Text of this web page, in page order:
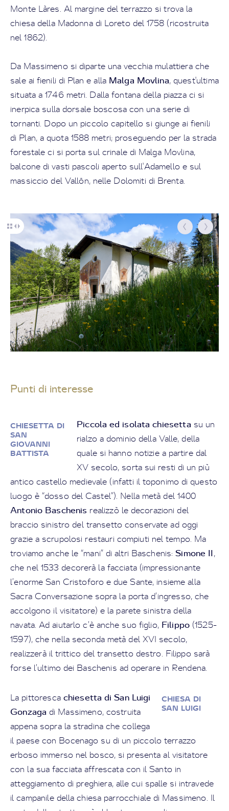
Monte Làres. Al margine del terrazzo si trova la
chiesa della Madonna di Loreto del 1758 (ricostruita
nel 1862).
Da Massimeno si diparte una vecchia mulattiera che
sale ai fienili di Plan e alla Malga Movlina, quest'ultima
situata a 1746 metri. Dalla fontana della piazza ci si
inerpica sulla dorsale boscosa con una serie di
tornanti. Dopo un piccolo capitello si giunge ai fienili
di Plan, a quota 1588 metri; proseguendo per la strada
forestale ci si porta sul crinale di Malga Movlina,
balcone di vasti pascoli aperto sull'Adamello e sul
massiccio del Vallón, nelle Dolomiti di Brenta.
Punti di interesse
CHIESETTA DI
SAN
GIOVANNI
BATTISTA
Piccola ed isolata chiesetta su un
rialzo a dominio della Valle, della
quale si hanno notizie a partire dal
XV secolo, sorta sui resti di un più
antico castello medievale (infatti il toponimo di questo
luogo è “dosso del Castel”). Nella metà del 1400
Antonio Baschenis realizzò le decorazioni del
braccio sinistro del transetto conservate ad oggi
grazie a scrupolosi restauri compiuti nel tempo. Ma
troviamo anche le “mani” di altri Baschenis:Simone II,
che nel 1533 decorerà la facciata (impressionante
l’enorme San Cristoforo e due Sante, insieme alla
Sacra Conversazione sopra la porta d’ingresso, che
accolgono il visitatore) e la parete sinistra della
navata. Ad aiutarlo c’è anche suo figlio, Filippo (1525-
1597), che nella seconda metà del XVI secolo,
realizzerà il trittico del transetto destro. Filippo sarà
forse l’ultimo dei Baschenis ad operare in Rendena.
CHIESA DI
SAN LUIGI
La pittoresca chiesetta di San Luigi
Gonzaga di Massimeno, costruita
appena sopra la stradina che collega
il paese con Bocenago su di un piccolo terrazzo
erboso immerso nel bosco, si presenta al visitatore
con la sua facciata affrescata con il Santo in
atteggiamento di preghiera, alle cui spalle si intravede
il campanile della chiesa parrocchiale di Massimeno. Il